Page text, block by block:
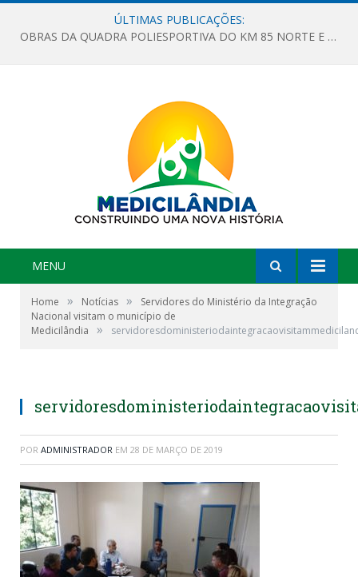
ÚLTIMAS PUBLICAÇÕES:
OBRAS DA QUADRA POLIESPORTIVA DO KM 85 NORTE E DA ESCOLA GASPAR VIANA AVANÇAM
MENU
Home » Notícias »
Servidores do Ministério da Integração
Nacional visitam o município de
Medicilândia
»
POR ADMINISTRADOR EM 28 DE MARÇO DE 2019